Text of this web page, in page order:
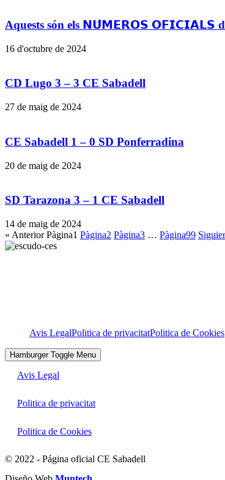
Aquests són els 𝗡𝗨́𝗠𝗘𝗥𝗢𝗦 𝗢𝗙𝗜𝗖𝗜𝗔𝗟𝗦
16 d'octubre de 2024
CD Lugo 3 – 3 CE Sabadell
27 de maig de 2024
CE Sabadell 1 – 0 SD Ponferradina
20 de maig de 2024
SD Tarazona 3 – 1 CE Sabadell
14 de maig de 2024
« Anterior Pàgina1 Pàgina2 Pàgina3 … Pàgina99
Avis LegalPolitica de privacitatPolitica de Cookies
Hamburger Toggle Menu
Avis Legal
Politica de privacitat
Politica de Cookies
© 2022 - Página oficial CE Sabadell